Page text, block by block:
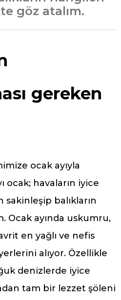
göz atalım.
gereken
ocak ayıyla
ocak; havaların iyice
balıkların
Ocak ayında uskumru,
en yağlı ve nefis
alıyor. Özellikle
denizlerde iyice
tam bir lezzet şöleni